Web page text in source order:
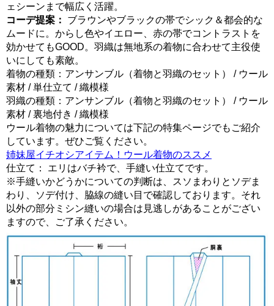
ェシーンまで幅広く活躍。
コーデ提案：
ブラウンやブラックの帯でシック＆都会的な
ムードに。からし色やイエロー、赤の帯でコントラストを
効かせてもGOOD。羽織は無地系の着物に合わせて主役使
いにしても素敵。
着物の種類：アンサンブル（着物と羽織のセット） / ウール
素材 / 単仕立て / 織模様
羽織の種類：アンサンブル（着物と羽織のセット） / ウール
素材 / 裏地付き / 織模様
ウール着物の魅力については下記の特集ページでもご紹介
しています。ぜひご覧ください。
姉妹屋イチオシアイテム！ウール着物のススメ
仕立て：
エリはバチ衿で、手縫い仕立てです。
※手縫いかどうかについての判断は、スソまわりとソデま
わり、ソデ付け、脇線の縫い目で確認しております。それ
以外の部分ミシン縫いの場合は見逃しがあることがござい
ますので、ご了承ください。